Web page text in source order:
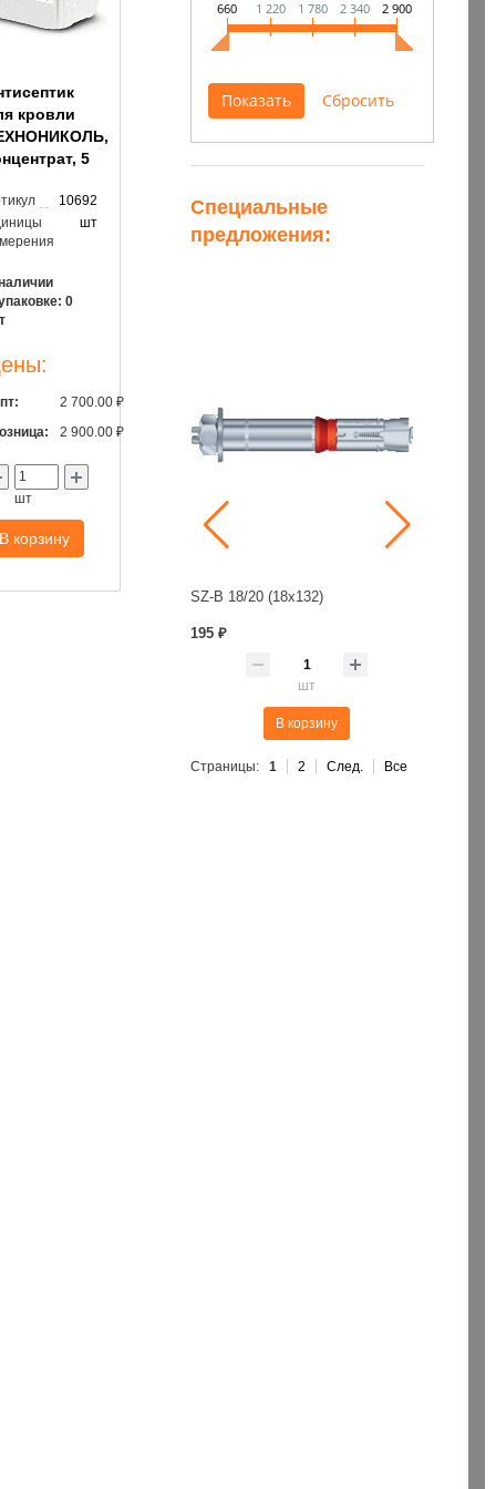
660 1 220 1 780 2 340 2 900
Специальные
предложения:
SZ-B 18/20 (18х132)
195 ₽
шт
В корзину
Страницы: 1 2 След. Все
кровли
5
10692
шт
0
2 700.00 ₽
2 900.00 ₽
шт
В корзину